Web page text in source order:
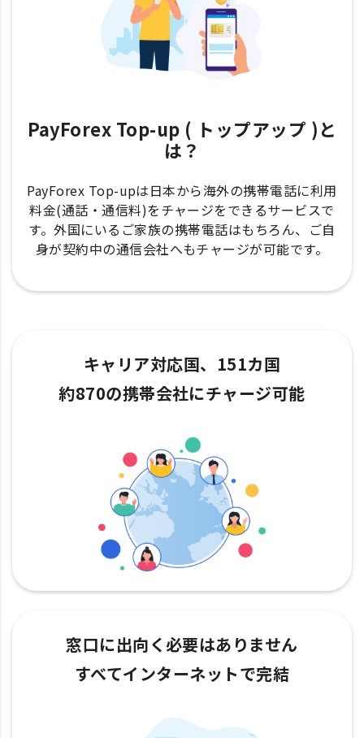
PayForex Top-up ( トップアップ )と
は？
PayForex Top-upは日本から海外の携帯電話に利用
料金(通話・通信料)をチャージをできるサービスで
す。外国にいるご家族の携帯電話はもちろん、ご自
身が契約中の通信会社へもチャージが可能です。
キャリア対応国、151カ国
約870の携帯会社にチャージ可能
窓口に出向く必要はありません
すべてインターネットで完結